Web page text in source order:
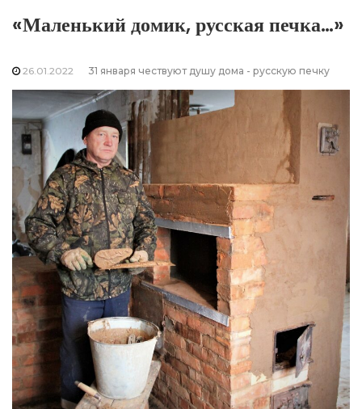
«Маленький домик, русская печка…»
26.01.2022 31 января чествуют душу дома - русскую печку